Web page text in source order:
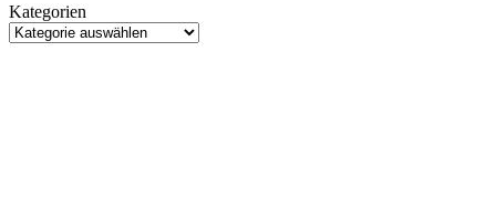
Kinderbuchklassiker
als
Kategorien
Kategorien